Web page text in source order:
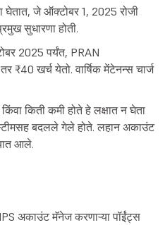
घेतात, जे ऑक्टोबर 1, 2025 रोजी
सुधारणा होती.
2025 पर्यंत, PRAN
₹40 खर्च येतो. वार्षिक मेंटेनन्स चार्ज
किती कमी होते हे लक्षात न घेता
बदलले गेले होते. लहान अकाउंट
आले.
अकाउंट मॅनेज करणाऱ्या पॉईंट्स